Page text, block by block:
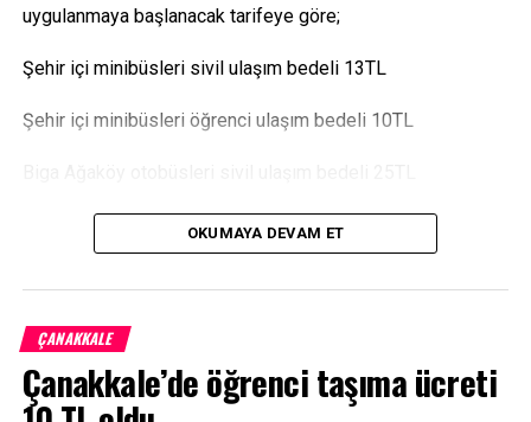
uygulanmaya başlanacak tarifeye göre;
Şehir içi minibüsleri sivil ulaşım bedeli 13TL
Şehir içi minibüsleri öğrenci ulaşım bedeli 10TL
Biga Ağaköy otobüsleri öğrenci ulaşım bedeli 18TL olarak
belirlendi.
Facebook
Mastodon
EmailShare
OKUMAYA DEVAM ET
ÇANAKKALE
Çanakkale’de öğrenci taşıma ücreti